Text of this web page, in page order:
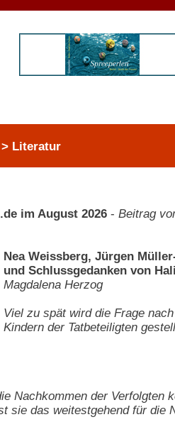
Literatur
im August 2026 - Beitrag
Nea Weissberg, Jürgen
und Schlussgedanken von
Magdalena Herzog
Viel zu spät wird die Frage
Kindern der Tatbeteiligten
Nachkommen der Verfolgten
sie das weitestgehend für die